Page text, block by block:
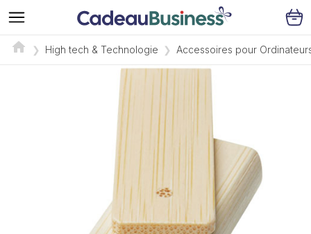
High tech & Technologie Accessoires pour